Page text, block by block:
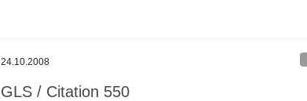
24.10.2008
GLS / Citation 550